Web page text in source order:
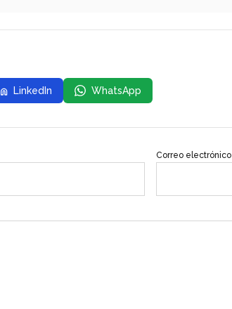
LinkedIn WhatsApp
Correo electrónico